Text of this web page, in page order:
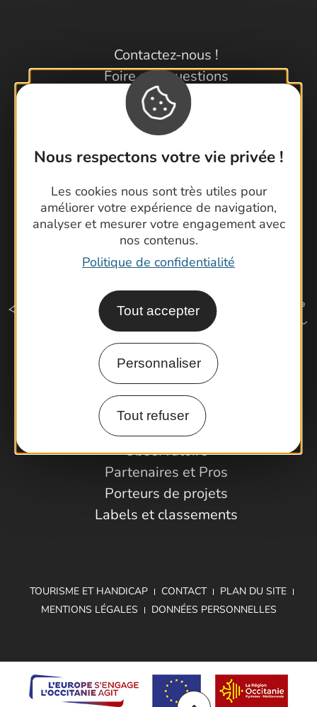
Nous respectons votre vie privée !
Les cookies nous sont très utiles pour
améliorer votre expérience de navigation,
analyser et mesurer votre engagement avec
nos contenus.
Politique de confidentialité
Tout accepter
Personnaliser
Tout refuser
Contactez-nous !
Foire aux questions
Brochures
Cartoguides et Topoguides
Latitude Gard
Comment venir ?
Espace Pro
Observatoire
Partenaires et Pros
Porteurs de projets
Labels et classements
TOURISME ET HANDICAP CONTACT
PLAN DU SITE
MENTIONS LÉGALES
DONNÉES PERSONNELLES